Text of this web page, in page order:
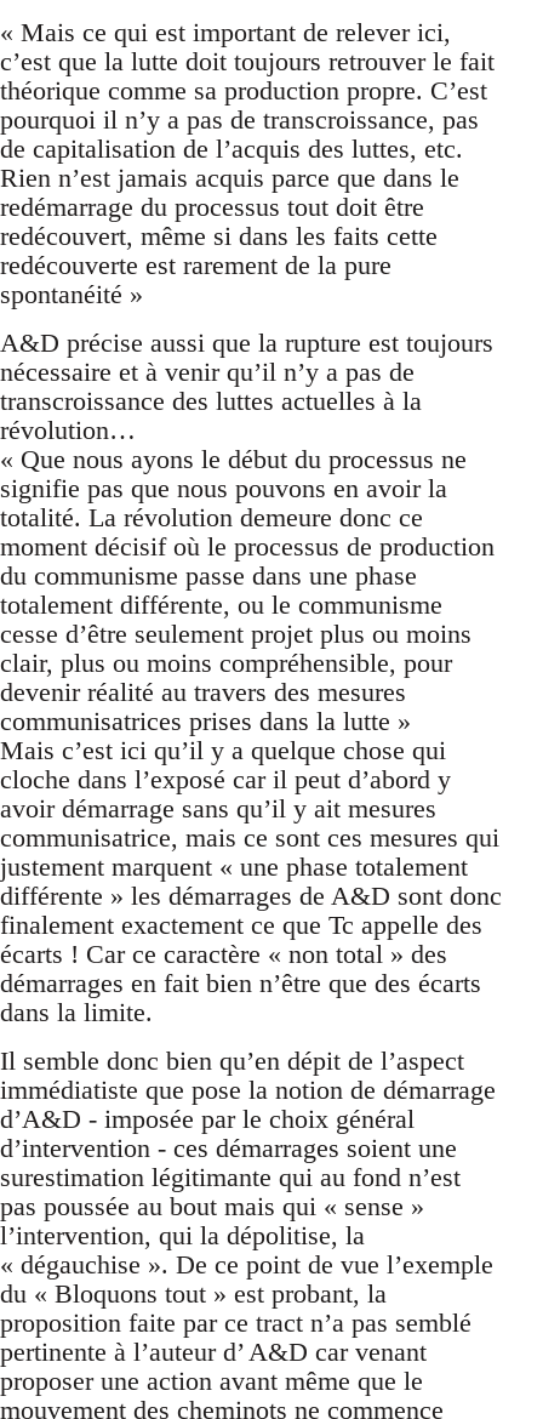
« Mais ce qui est important de relever ici,
c’est que la lutte doit toujours retrouver le fait
théorique comme sa production propre. C’est
pourquoi il n’y a pas de transcroissance, pas
de capitalisation de l’acquis des luttes, etc.
Rien n’est jamais acquis parce que dans le
redémarrage du processus tout doit être
redécouvert, même si dans les faits cette
redécouverte est rarement de la pure
spontanéité »
A&D précise aussi que la rupture est toujours
nécessaire et à venir qu’il n’y a pas de
transcroissance des luttes actuelles à la
révolution…
« Que nous ayons le début du processus ne
signifie pas que nous pouvons en avoir la
totalité. La révolution demeure donc ce
moment décisif où le processus de production
du communisme passe dans une phase
totalement différente, ou le communisme
cesse d’être seulement projet plus ou moins
clair, plus ou moins compréhensible, pour
devenir réalité au travers des mesures
communisatrices prises dans la lutte »
Mais c’est ici qu’il y a quelque chose qui
cloche dans l’exposé car il peut d’abord y
avoir démarrage sans qu’il y ait mesures
communisatrice, mais ce sont ces mesures qui
justement marquent « une phase totalement
différente » les démarrages de A&D sont donc
finalement exactement ce que Tc appelle des
écarts ! Car ce caractère « non total » des
démarrages en fait bien n’être que des écarts
dans la limite.
Il semble donc bien qu’en dépit de l’aspect
immédiatiste que pose la notion de démarrage
d’A&D - imposée par le choix général
d’intervention - ces démarrages soient une
surestimation légitimante qui au fond n’est
pas poussée au bout mais qui « sense »
l’intervention, qui la dépolitise, la
« dégauchise ». De ce point de vue l’exemple
du « Bloquons tout » est probant, la
proposition faite par ce tract n’a pas semblé
pertinente à l’auteur d’ A&D car venant
proposer une action avant même que le
mouvement des cheminots ne commence